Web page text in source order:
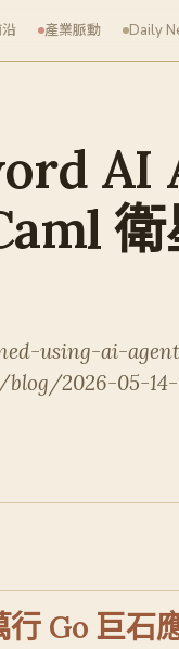
產業脈動 Daily
AI
using-ai-
2026-05-14-
Go 巨石